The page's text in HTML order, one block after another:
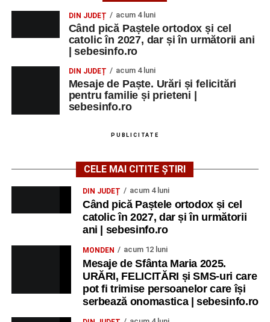
DIN JUDEȚ acum 4 luni
Când pică Paștele ortodox și cel
catolic în 2027, dar și în următorii ani
| sebesinfo.ro
DIN JUDEȚ acum 4 luni
Mesaje de Paște. Urări și felicitări
pentru familie și prieteni |
sebesinfo.ro
PUBLICITATE
CELE MAI CITITE ȘTIRI
DIN JUDEȚ acum 4 luni
Când pică Paștele ortodox și cel
catolic în 2027, dar și în următorii
ani | sebesinfo.ro
MONDEN acum 12 luni
Mesaje de Sfânta Maria 2025.
URĂRI, FELICITĂRI și SMS-uri care
pot fi trimise persoanelor care își
serbează onomastica | sebesinfo.ro